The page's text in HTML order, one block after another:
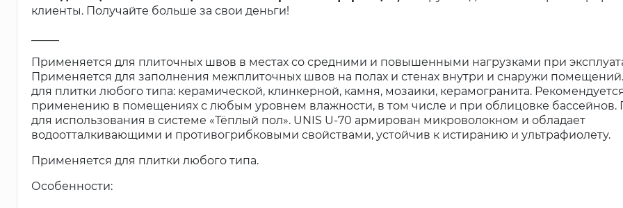
клиенты. Получайте больше за свои деньги!
Применяется для плиточных швов в местах со средними и повышенными нагрузками при
Применяется для заполнения межплиточных швов на полах и стенах внутри и снаружи
для плитки любого типа: керамической, клинкерной, камня, мозаики, керамогранита.
применению в помещениях с любым уровнем влажности, в том числе и при облицовке бассейнов.
для использования в системе «Тёплый пол». UNIS U-70 армирован микроволокном и обладает
водоотталкивающими и противогрибковыми свойствами, устойчив к истиранию и ультрафиолету.
Применяется для плитки любого типа.
Особенности: